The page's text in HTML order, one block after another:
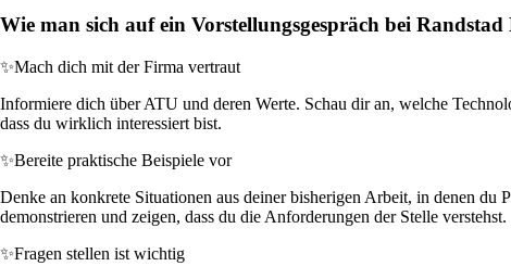
Wie man sich auf ein Vorstellungsgespräch bei
✨Mach dich mit der Firma vertraut
Informiere dich über ATU und deren Werte. Schau dir an, welche
dass du wirklich interessiert bist.
✨Bereite praktische Beispiele vor
Denke an konkrete Situationen aus deiner bisherigen Arbeit, in denen du
demonstrieren und zeigen, dass du die Anforderungen der Stelle verstehst.
✨Fragen stellen ist wichtig